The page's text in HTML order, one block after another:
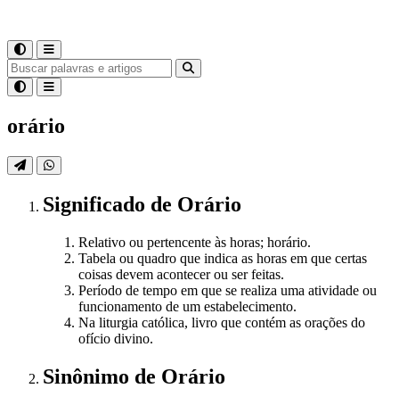
orário
Significado de Orário
Relativo ou pertencente às horas; horário.
Tabela ou quadro que indica as horas em que certas
coisas devem acontecer ou ser feitas.
Período de tempo em que se realiza uma atividade ou
funcionamento de um estabelecimento.
Na liturgia católica, livro que contém as orações do
ofício divino.
Sinônimo de Orário